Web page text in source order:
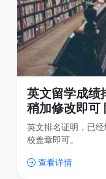
英文留学成绩
稍加修改即可
英文排名证明，已
校盖章即可。
查看详情